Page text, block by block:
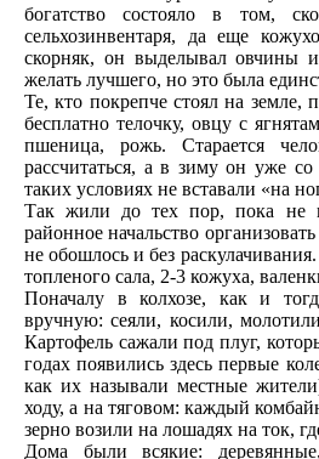
богатство состояло в том,
сельхозинвентаря, да еще
скорняк, он выделывал овчины
желать лучшего, но это была
Те, кто покрепче стоял на
бесплатно телочку, овцу с
пшеница, рожь. Старается
рассчитаться, а в зиму он уже
таких условиях не вставали «на
Так жили до тех пор, пока не
районное начальство
не обошлось и без
топленого сала, 2-3 кожуха,
Поначалу в колхозе, как и
вручную: сеяли, косили,
Картофель сажали под плуг,
годах появились здесь первые
как их называли местные
ходу, а на тяговом: каждый
зерно возили на лошадях на ток,
Дома были всякие: